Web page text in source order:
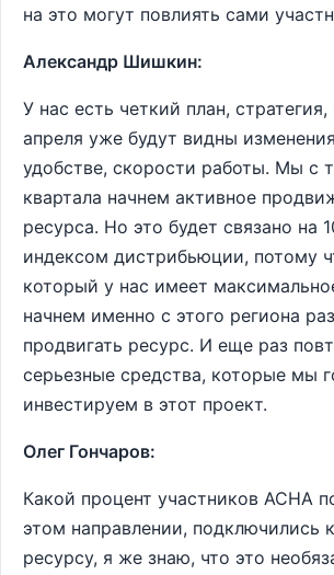
на это могут повлиять сами
Александр Шишкин:
У нас есть четкий план,
апреля уже будут видны
удобстве, скорости работы. Мы с
квартала начнем активное
ресурса. Но это будет связано на
индексом дистрибьюции, потому
который у нас имеет
начнем именно с этого региона
продвигать ресурс. И еще раз
серьезные средства, которые мы
инвестируем в этот проект.
Олег Гончаров:
Какой процент участников АСНА
этом направлении, подключились
ресурсу, я же знаю, что это